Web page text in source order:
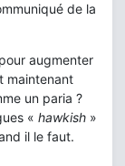
de la
augmenter
maintenant
un paria ?
« hawkish »
il le faut.